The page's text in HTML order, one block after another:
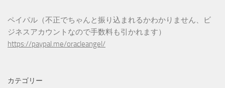
ペイパル（不正でちゃんと振り込まれるかわかりません、ビ
ジネスアカウントなので手数料も引かれます）
https://paypal.me/oracleangel/
カテゴリー